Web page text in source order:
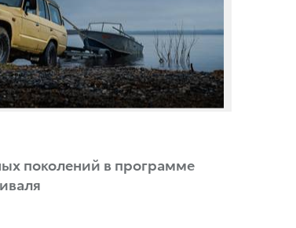
поколений в программе